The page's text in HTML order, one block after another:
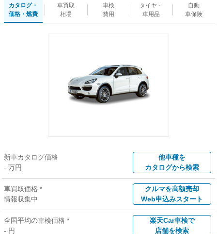
カタログ・
価格・燃費
車買取
相場
車検
費用
タイヤ・
車用品
自動
車保険
新車カタログ価格
- 万円
他車種を
カタログから検索
車買取価格 *
情報収集中
クルマを高額売却
Web申込みスタート
全国平均の車検価格 *
- 円
楽天Car車検で
店舗を検索